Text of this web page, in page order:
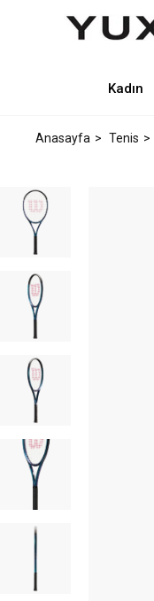
Kadın
Anasayfa Tenis